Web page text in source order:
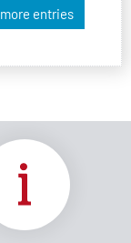
more entries